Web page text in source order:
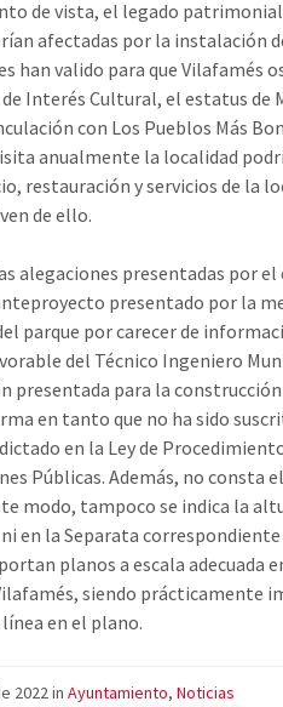
de vista, el legado
afectadas por la instalación
han valido para que Vilafamés
Interés Cultural, el estatus de
con Los Pueblos Más
anualmente la localidad
restauración y servicios de la
de ello.
alegaciones presentadas por el
presentado por la
parque por carecer de
del Técnico Ingeniero
presentada para la
en tanto que no ha sido
en la Ley de
Públicas. Además, no consta
modo, tampoco se indica la
en la Separata
planos a escala
siendo prácticamente
en el plano.
2022inAyuntamiento,Noticias